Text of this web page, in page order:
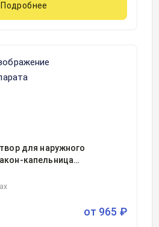
Подробнее
для наружного
капельница
от 965 ₽